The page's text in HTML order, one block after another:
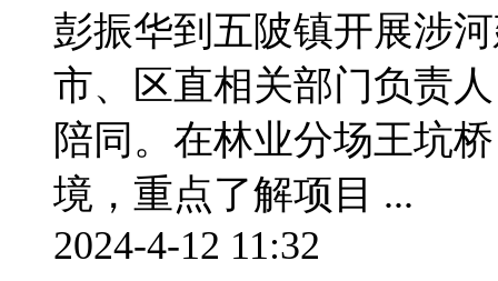
彭振华到五陂镇开展涉
市、区直相关部门负责
陪同。在林业分场王坑
境，重点了解项目 ...
2024-4-12 11:32